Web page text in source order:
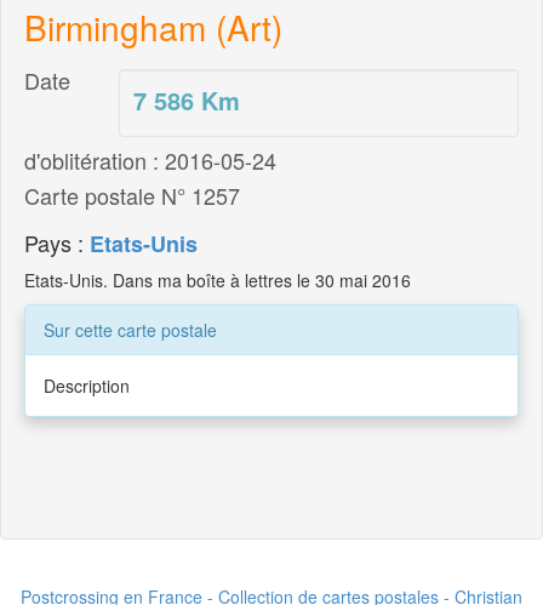
Birmingham (Art)
7 586 Km
Date
d'oblitération : 2016-05-24
Carte postale N° 1257
Pays : Etats-Unis
Etats-Unis. Dans ma boîte à lettres le 30 mai 2016
Sur cette carte postale
Description
Postcrossing en France - Collection de cartes postales - Christian